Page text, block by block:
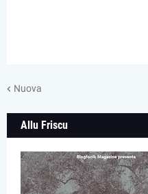
Nuova
Allu Friscu